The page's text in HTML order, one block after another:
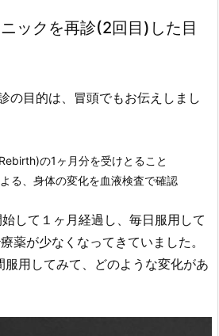
ックを再診(2回目)した目
の目的は、冒頭でもお伝えしまし
の1ヶ月分を受けとること
る、身体の変化を血液検査で確認
して１ヶ月経過し、毎日服用して
薬が少なくなってきていました。
用してみて、どのような変化があ